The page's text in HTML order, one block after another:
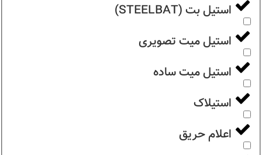
استیل بت (STEELBAT)
استیل میت تصویری
استیل میت ساده
استیلاک
اعلام حریق